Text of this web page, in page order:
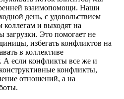
взаимопомощи. Наши
день, с удовольствием
и выходят на
загрузки. Это помогает не
избегать конфликтов на
в коллективе
А если конфликты все же и
конфликты,
отношений, а на